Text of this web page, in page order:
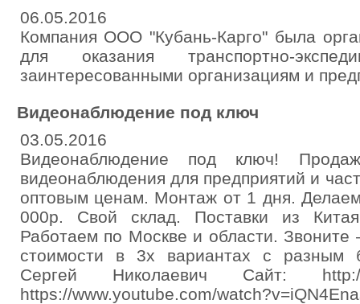
06.05.2016
Компания ООО "Кубань-Карго" была
для оказания транспортно-
заинтересованными организациям и
Видеонаблюдение под ключ
03.05.2016
Видеонаблюдение под ключ!
видеонаблюдения для предприятий и
оптовым ценам. Монтаж от 1 дня.
000р. Свой склад. Поставки из
Работаем по Москве и области. Звоните
стоимости в 3х вариантах с разным
Сергей Николаевич Сайт: http://
https://www.youtube.com/